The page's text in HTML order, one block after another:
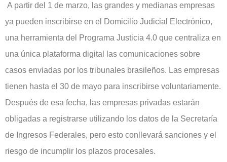
A partir del 1 de marzo, las grandes y medianas empresas
ya pueden inscribirse en el Domicilio Judicial Electrónico,
una herramienta del Programa Justicia 4.0 que centraliza en
una única plataforma digital las comunicaciones sobre
casos enviadas por los tribunales brasileños. Las empresas
tienen hasta el 30 de mayo para inscribirse voluntariamente.
Después de esa fecha, las empresas privadas estarán
obligadas a registrarse utilizando los datos de la Secretaría
de Ingresos Federales, pero esto conllevará sanciones y el
riesgo de incumplir los plazos procesales.